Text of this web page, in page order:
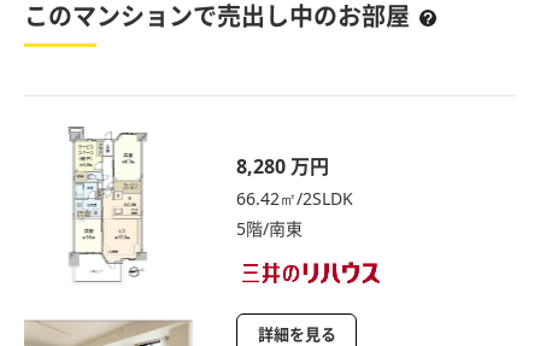
このマンションで売出し中のお部屋
8,280 万円
66.42㎡/2SLDK
5階/南東
詳細を見る